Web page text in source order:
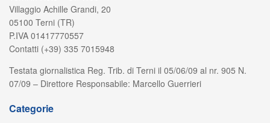
Villaggio Achille Grandi, 20
05100 Terni (TR)
P.IVA 01417770557
Contatti (+39) 335 7015948
Testata giornalistica Reg. Trib. di Terni il 05/06/09 al nr. 905 N.
07/09 – Direttore Responsabile: Marcello Guerrieri
Categorie